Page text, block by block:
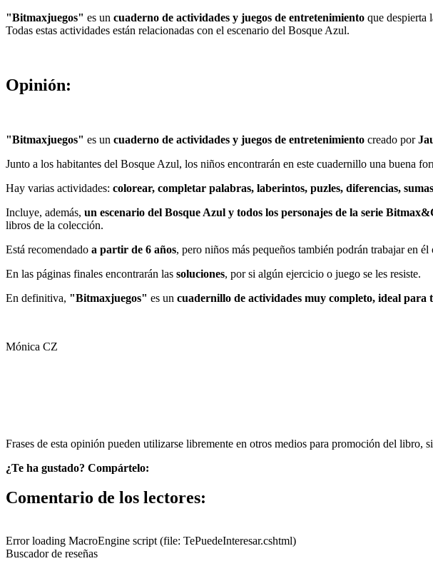
"Bitmaxjuegos" es un cuaderno de actividades y juegos de entretenimiento que despierta
Todas estas actividades están relacionadas con el escenario del Bosque Azul.
Opinión:
"Bitmaxjuegos" es un cuaderno de actividades y juegos de entretenimiento creado por
Junto a los habitantes del Bosque Azul, los niños encontrarán en este cuadernillo una buena
Hay varias actividades: colorear, completar palabras, laberintos, puzles, diferencias,
Incluye, además, un escenario del Bosque Azul y todos los personajes de la serie
libros de la colección.
Está recomendado a partir de 6 años, pero niños más pequeños también podrán trabajar en
En las páginas finales encontrarán las soluciones, por si algún ejercicio o juego se les resiste.
En definitiva, "Bitmaxjuegos" es un cuadernillo de actividades muy completo, ideal
Mónica CZ
Frases de esta opinión pueden utilizarse libremente en otros medios para promoción del libro,
¿Te ha gustado? Compártelo:
Comentario de los lectores:
Error loading MacroEngine script (file: TePuedeInteresar.cshtml)
Buscador de reseñas